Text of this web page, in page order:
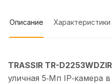
Описание Характеристики
TRASSIR TR-
уличная 5‑Мп IP‑камера